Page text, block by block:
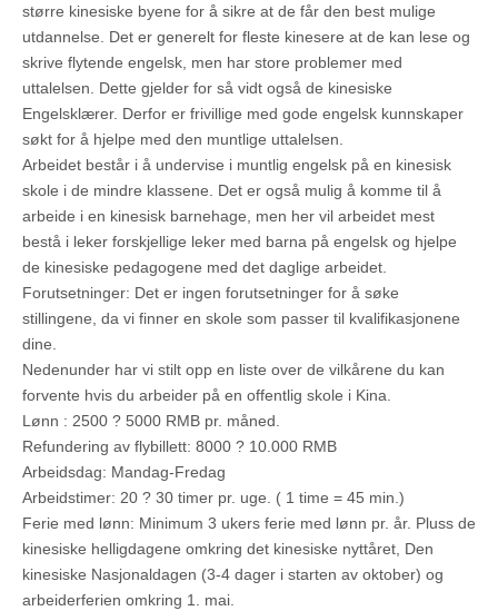
større kinesiske byene for å sikre at de får den best mulige
utdannelse. Det er generelt for fleste kinesere at de kan lese og
skrive flytende engelsk, men har store problemer med
uttalelsen. Dette gjelder for så vidt også de kinesiske
Engelsklærer. Derfor er frivillige med gode engelsk kunnskaper
søkt for å hjelpe med den muntlige uttalelsen.
Arbeidet består i å undervise i muntlig engelsk på en kinesisk
skole i de mindre klassene. Det er også mulig å komme til å
arbeide i en kinesisk barnehage, men her vil arbeidet mest
bestå i leker forskjellige leker med barna på engelsk og hjelpe
de kinesiske pedagogene med det daglige arbeidet.
Forutsetninger: Det er ingen forutsetninger for å søke
stillingene, da vi finner en skole som passer til kvalifikasjonene
dine.
Nedenunder har vi stilt opp en liste over de vilkårene du kan
forvente hvis du arbeider på en offentlig skole i Kina.
Lønn : 2500 ? 5000 RMB pr. måned.
Refundering av flybillett: 8000 ? 10.000 RMB
Arbeidsdag: Mandag-Fredag
Arbeidstimer: 20 ? 30 timer pr. uge. ( 1 time = 45 min.)
Ferie med lønn: Minimum 3 ukers ferie med lønn pr. år. Pluss de
kinesiske helligdagene omkring det kinesiske nyttåret, Den
kinesiske Nasjonaldagen (3-4 dager i starten av oktober) og
arbeiderferien omkring 1. mai.